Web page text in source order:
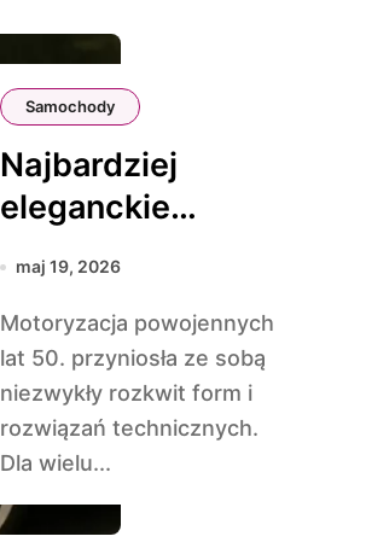
Samochody
Najbardziej
eleganckie
limuzyny z lat 50.
maj 19, 2026
Motoryzacja powojennych
lat 50. przyniosła ze sobą
niezwykły rozkwit form i
rozwiązań technicznych.
Dla wielu...